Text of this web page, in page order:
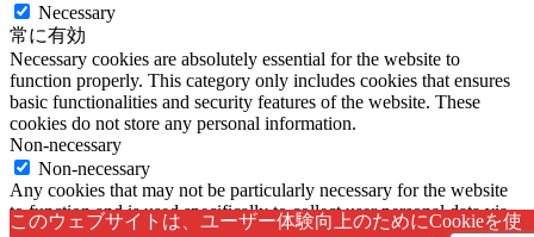
このウェブサイトは、ユーザー体験向上のためにCookieを使
Necessary
常に有効
Necessary cookies are absolutely essential for the website to
function properly. This category only includes cookies that ensures
basic functionalities and security features of the website. These
cookies do not store any personal information.
Non-necessary
Non-necessary
Any cookies that may not be particularly necessary for the website
to function and is used specifically to collect user personal data via
analytics, ads, other embedded contents are termed as non-necessary